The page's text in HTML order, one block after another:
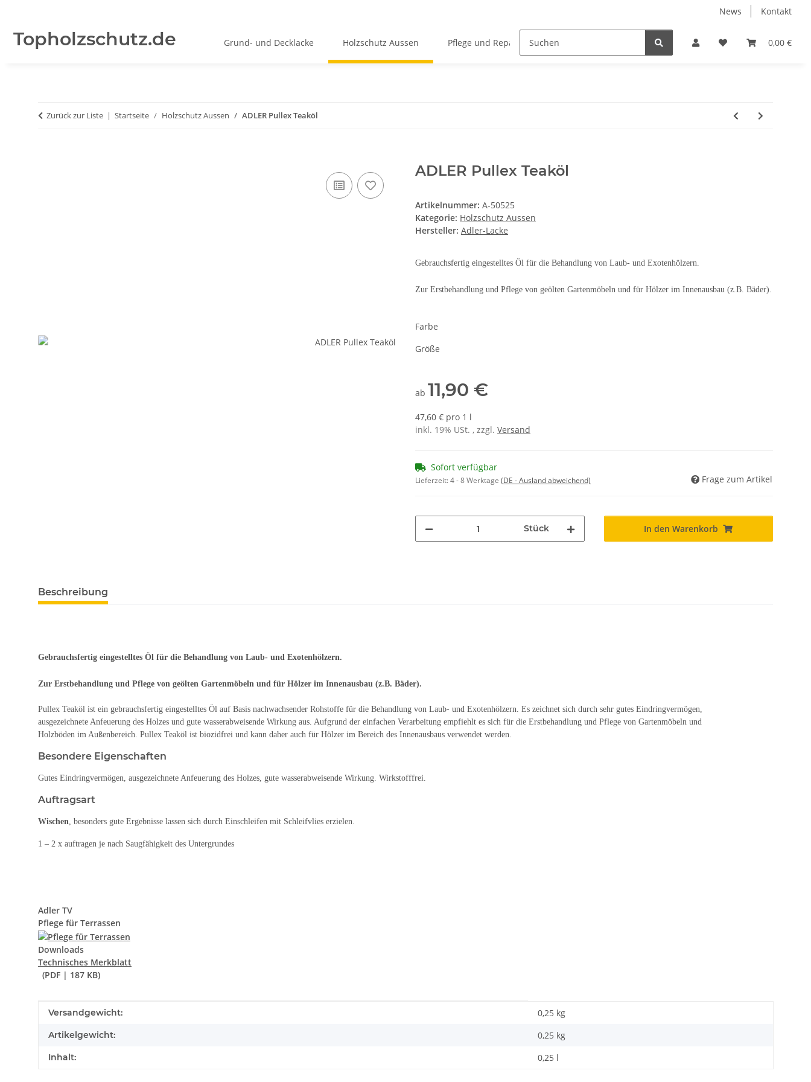
News Kontakt
Topholzschutz.de 0,00 €
Grund- und Decklacke Holzschutz Aussen Pflege und Reparatur Wachse, Öle, Innenlasuren Zubehör
Zurück zur Liste Startseite Holzschutz Aussen ADLER Pullex Teaköl
ADLER Pullex Teaköl
Artikelnummer: A-50525
Kategorie: Holzschutz Aussen
Hersteller: Adler-Lacke
Gebrauchsfertig eingestelltes Öl für die Behandlung von Laub- und Exotenhölzern.
Zur Erstbehandlung und Pflege von geölten Gartenmöbeln und für Hölzer im Innenausbau (z.B. Bäder).
Farbe
Größe
ab 11,90 €
47,60 € pro 1 l
inkl. 19% USt. , zzgl. Versand
Sofort verfügbar
Lieferzeit:4 - 8 Werktage (DE - Ausland abweichend) Frage zum Artikel
Stück In den Warenkorb
weitere Registerkarten anzeigen
Beschreibung
Gebrauchsfertig eingestelltes Öl für die Behandlung von Laub- und Exotenhölzern.
Zur Erstbehandlung und Pflege von geölten Gartenmöbeln und für Hölzer im Innenausbau (z.B. Bäder).
Pullex Teaköl ist ein gebrauchsfertig eingestelltes Öl auf Basis nachwachsender Rohstoffe für die Behandlung von Laub- und Exotenhölzern. Es zeichnet sich durch sehr gutes Eindringvermögen,
ausgezeichnete Anfeuerung des Holzes und gute wasserabweisende Wirkung aus. Aufgrund der einfachen Verarbeitung empfiehlt es sich für die Erstbehandlung und Pflege von Gartenmöbeln und
Holzböden im Außenbereich. Pullex Teaköl ist biozidfrei und kann daher auch für Hölzer im Bereich des Innenausbaus verwendet werden.
Besondere Eigenschaften
Gutes Eindringvermögen, ausgezeichnete Anfeuerung des Holzes, gute wasserabweisende Wirkung. Wirkstofffrei.
Auftragsart
Wischen, besonders gute Ergebnisse lassen sich durch Einschleifen mit Schleifvlies erzielen.
1 – 2 x auftragen je nach Saugfähigkeit des Untergrundes
Adler TV
Pflege für Terrassen
Downloads
Technisches Merkblatt
(PDF | 187 KB)
Produkteigenschaft
Wert
Versandgewicht: 0,25 kg
Artikelgewicht: 0,25 kg
Inhalt: 0,25 l